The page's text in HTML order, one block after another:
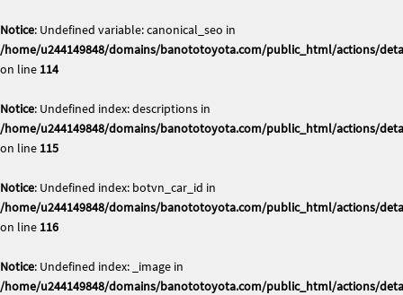
Notice: Undefined variable: canonical_seo in
/home/u244149848/domains/banototoyota.com/public_html/actions/
on line 114
Notice: Undefined index: descriptions in
/home/u244149848/domains/banototoyota.com/public_html/actions/
on line 115
Notice: Undefined index: botvn_car_id in
/home/u244149848/domains/banototoyota.com/public_html/actions/
on line 116
Notice: Undefined index: _image in
/home/u244149848/domains/banototoyota.com/public_html/actions/